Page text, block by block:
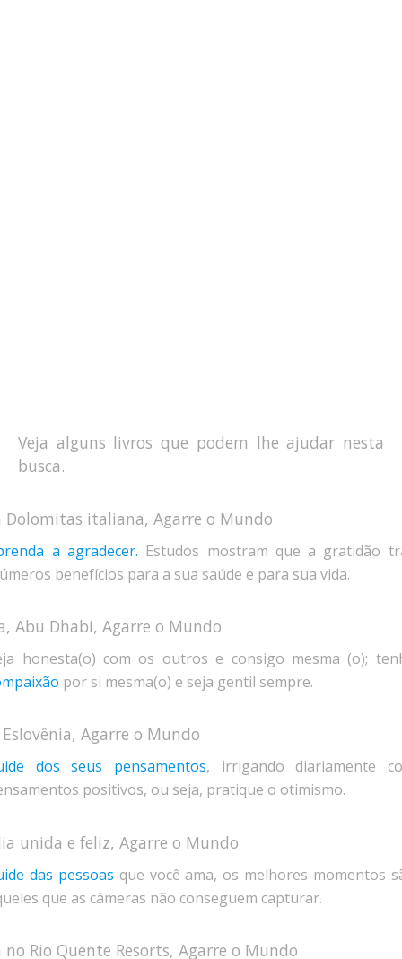
Veja alguns livros que podem lhe ajudar nesta
busca.
a agradecer. Estudos mostram que a gratidão
benefícios para a sua saúde e para sua vida.
honesta(o) com os outros e consigo mesma (o);
por si mesma(o) e seja gentil sempre.
dos seus pensamentos, irrigando diariamente
positivos, ou seja, pratique o otimismo.
das pessoas que você ama, os melhores momentos
que as câmeras não conseguem capturar.